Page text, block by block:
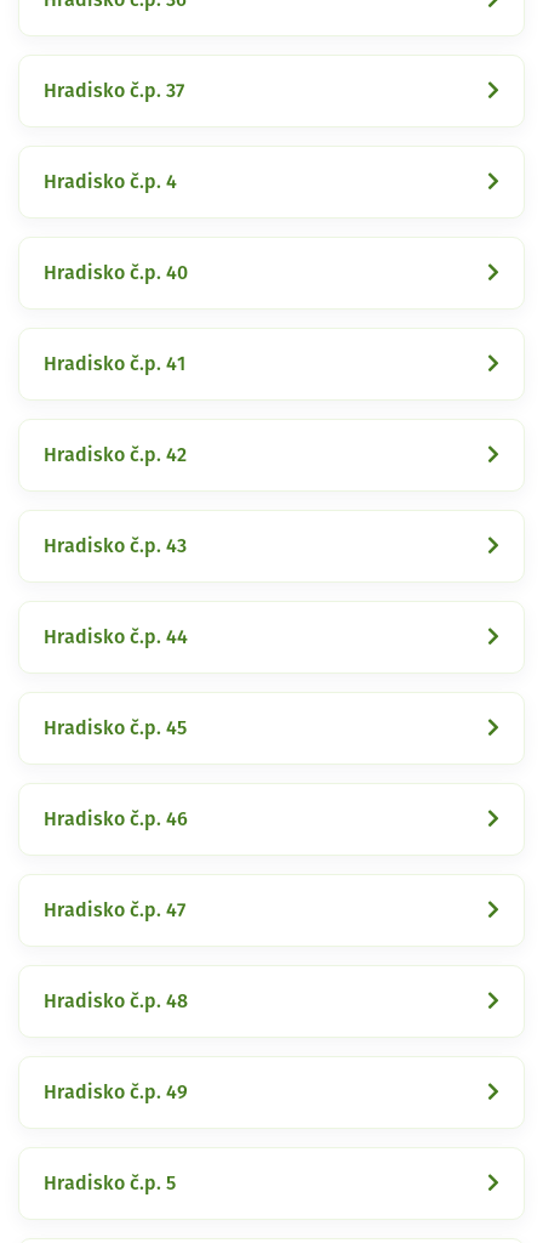
Hradisko č.p. 37
Hradisko č.p. 4
Hradisko č.p. 40
Hradisko č.p. 41
Hradisko č.p. 42
Hradisko č.p. 43
Hradisko č.p. 44
Hradisko č.p. 45
Hradisko č.p. 46
Hradisko č.p. 47
Hradisko č.p. 48
Hradisko č.p. 49
Hradisko č.p. 5